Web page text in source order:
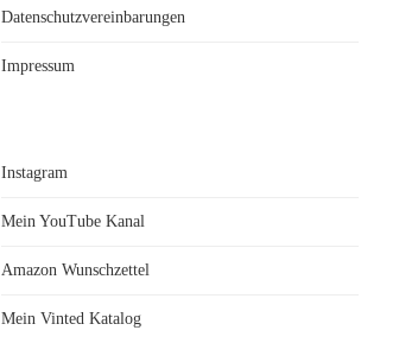
Datenschutzvereinbarungen
Impressum
Instagram
Mein YouTube Kanal
Amazon Wunschzettel
Mein Vinted Katalog